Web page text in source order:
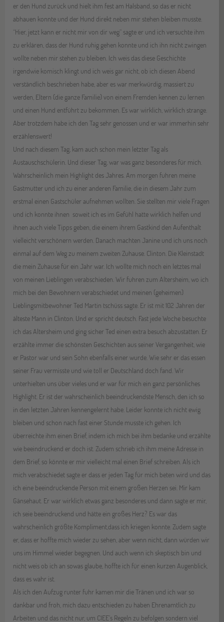
er den Hund zurück und hielt ihm fest am Halsband, so das er nicht
abhauen konnte und der Hund direkt neben mir stehen bleiben musste.
“Hier, jetzt kann er nicht mir von dir weg” sagte er und ich versuchte ihm
zu erklären, dass der Hund ruhig gehen konnte und ich ihn nicht zwingen
wollte neben mir stehen zu bleiben. Ich weis das diese Geschichte
irgendwie komisch klingt und ich weis gar nicht, ob ich diesen Abend
verständlich beschrieben habe, aber es war merkwürdig, massiert zu
werden, Eltern (die ganze Familie) von einem Fremden kennen zu lernen
und einen Hund entführt zu bekommen. Es war wirklich, wirklich strange.
Aber trotzdem habe ich den Tag sehr genossen und er war immerhin sehr
erzählenswert!
Und nach diesem Tag, kam auch schon mein letzter Tag als
Austauschschülerin. Und dieser Tag, war was ganz besonderes für mich.
Wahrscheinlich mein Highlight des Jahres. Am morgen fuhren meine
Gastmutter und ich zu einer anderen Familie, die in diesem Jahr zum
erstmal einen Gastschüler aufnehmen wollten. Sie stellten mir viele Fragen
und ich konnte ihnen soweit ich es im Gefühl hatte wirklich helfen und
ihnen auch viele Tipps geben, die einem ihrem Gastkind den Aufenthalt
vielleicht verschönern werden. Danach machten Janine und ich uns noch
einmal auf dem Weg zu meinem zweiten Zuhause. Clinton. Die Kleinstadt
die mein Zuhause für ein Jahr war. Ich wollte mich noch ein letztes mal
von meinen Lieblingen verabschieden. Wir fuhren zum Altersheim, wo ich
mich bei den Bewohnern verabschiedet und meinen (geheimen)
Lieblingsmitbewohner Ted Martin tschüss sagte. Er ist mit 102 Jahren der
älteste Mann in Clinton. Und er spricht deutsch. Fast jede Woche besuchte
ich das Altersheim und ging sicher Ted einen extra besuch abzustatten. Er
erzählte immer die schönsten Geschichten aus seiner Vergangenheit, wie
er Pastor war und sein Sohn ebenfalls einer wurde. Wie sehr er das essen
seiner Frau vermisste und wie toll er Deutschland doch fand. Wir
unterhielten uns über vieles und er war für mich ein ganz persönliches
Highlight. Er ist der wahrscheinlich beeindruckendste Mensch, den ich so
in den letzten Jahren kennengelernt habe. Leider konnte ich nicht ewig
bleiben und schon nach fast einer Stunde musste ich gehen. Ich
überreichte ihm einen Brief, indem ich mich bei ihm bedanke und erzählte
wie beeindruckend er doch ist. Zudem schrieb ich ihm meine Adresse in
dem Brief, so könnte er mir vielleicht mal einen Brief schreiben. Als ich
mich verabschiedet sagte er dass er jeden Tag für mich beten wird und das
ich eine beeindruckende Person mit einem großen Herzen sei. Mir kam
Gänsehaut. Er war wirklich etwas ganz besonderes und dann sagte er mir,
ich seie beeindruckend und hätte ein großes Herz? Es war das
wahrscheinlich größte Kompliment,dass ich kriegen konnte. Zudem sagte
er, dass er hoffte mich wieder zu sehen, aber wenn nicht, dann würden wir
uns im Himmel wieder begegnen. Und auch wenn ich skeptisch bin und
nicht weis ob ich an sowas glaube, hoffte ich für einen kurzen Augenblick,
dass es wahr ist.
Als ich den Aufzug runter fuhr kamen mir die Tränen und ich war so
dankbar und froh, mich dazu entschieden zu haben Ehrenamtlich zu
Arbeiten und das nicht nur, um CIEE’s Regeln zu befolgen sondern viel